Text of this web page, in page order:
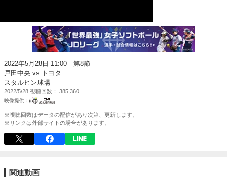
2022年5月28日 11:00 第8節
戸田中央 vs トヨタ
スタルヒン球場
2022/5/28 視聴回数 385,360
※視聴回数はデータの配信があり次第、更新します。
※リンクは外部サイトの場合があります。
関連動画